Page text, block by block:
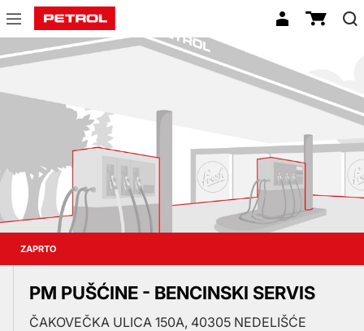
Prodajna
mesta
ZAPRTO
PM PUŠĆINE - BENCINSKI SERVIS
ČAKOVEČKA ULICA 150A, 40305 NEDELIŠĆE